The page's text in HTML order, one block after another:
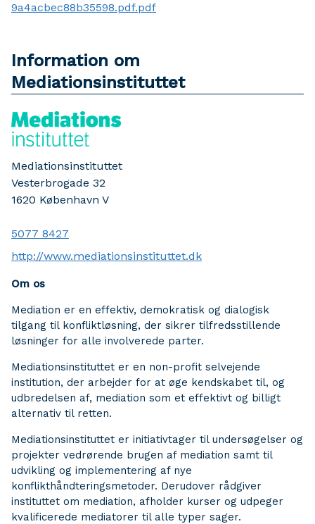
9a4acbec88b35598.pdf.pdf
Information om
Mediationsinstituttet
Mediationsinstituttet
Vesterbrogade 32
1620 København V
5077 8427
http://www.mediationsinstituttet.dk
Om os
Mediation er en effektiv, demokratisk og dialogisk
tilgang til konfliktløsning, der sikrer tilfredsstillende
løsninger for alle involverede parter.
Mediationsinstituttet er en non-profit selvejende
institution, der arbejder for at øge kendskabet til, og
udbredelsen af, mediation som et effektivt og billigt
alternativ til retten.
Mediationsinstituttet er initiativtager til undersøgelser og
projekter vedrørende brugen af mediation samt til
udvikling og implementering af nye
konflikthåndteringsmetoder. Derudover rådgiver
instituttet om mediation, afholder kurser og udpeger
kvalificerede mediatorer til alle typer sager.